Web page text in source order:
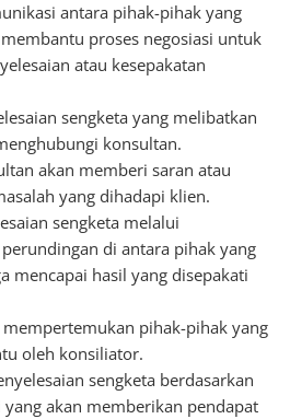
antara pihak-pihak yang
proses negosiasi untuk
atau kesepakatan
sengketa yang melibatkan
konsultan.
akan memberi saran atau
yang dihadapi klien.
sengketa melalui
di antara pihak yang
mencapai hasil yang disepakati
mempertemukan pihak-pihak yang
oleh konsiliator.
sengketa berdasarkan
akan memberikan pendapat